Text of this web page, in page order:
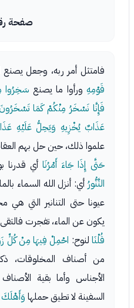
صفحة رقم
فامتثل أمر ربه، وجعل يصنع
قَوْمِهِورأوا ما يصنع سَخِرُوا
فَإِنَّا نَسْخَرُ مِنْكُمْ كَمَا
عَذَابٌ يُخْزِيهِ وَيَحِلُّ عَلَيْهِ
علموا ذلك، حين حل بهم
حَتَّى إِذَا جَاءَ أَمْرُنَا أي قدرنا
التَّنُّورُ أي: أنزل الله السماء
عيونا حتى التنانير التي هي
يكون عن الماء، تفجرت
قُلْنَالنوح: احْمِلْ فِيهَا مِنْ كُلٍّ
من أصناف المخلوقات،
الأجناس وأما بقية
السفينة لا تطيق حملها وَأَهْلَكَ